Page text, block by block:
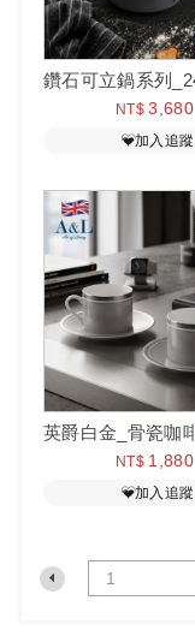
NT$ 3,680
加入追蹤
NT$ 1,880
加入追蹤